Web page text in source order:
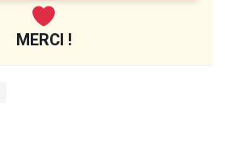
MERCI !